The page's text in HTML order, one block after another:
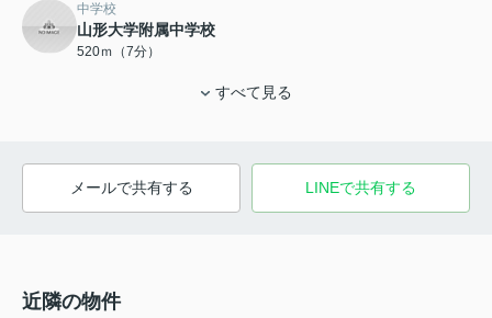
中学校
山形大学附属中学校
520ｍ（7分）
すべて見る
メールで共有する LINEで共有する
近隣の物件